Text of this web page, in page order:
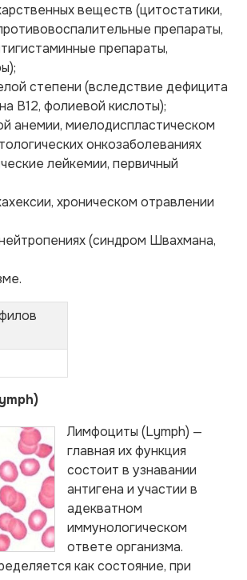
веществ (цитостатики,
препараты,
препараты,
степени (вследствие дефицита
В12, фолиевой кислоты);
анемии, миелодиспластическом
онкозаболеваниях
лейкемии, первичный
хроническом отравлении
(синдром Швахмана,
Лимфоциты (Lymph) —
главная их функция
состоит в узнавании
антигена и участии в
адекватном
иммунологическом
ответе организма.
как состояние, при